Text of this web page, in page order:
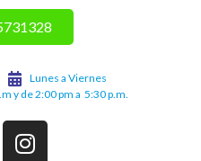
Lunes a Viernes
y de 2:00 pm a 5:30 p.m.